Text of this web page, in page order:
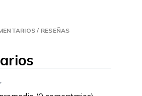
/ RESEÑAS